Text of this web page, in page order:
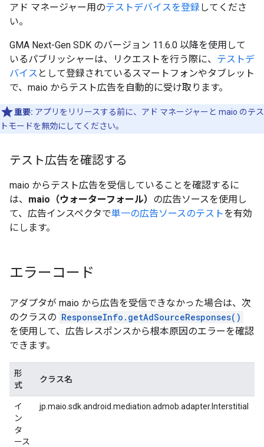
アド マネージャー用のテストデバイスを登録 してくださ
い。
GMA Next-Gen SDK のバージョン 11.6.0 以降を使用して
いるパブリッシャーは、リクエストを行う際に、 テストデ
バイス として登録されているスマートフォンやタブレット
で、maio からテスト広告を自動的に受け取ります。
重要: アプリをリリースする前に、アド マネージャーと maio のテス
トモードを無効にしてください。
テスト広告を確認する
maio からテスト広告を受信していることを確認するに
は、 maio（ウォーターフォール） の広告ソースを使用し
て、広告インスペクタで単一の広告ソースのテストを有効
にします。
エラーコード
アダプタが maio から広告を受信できなかった場合は、次
のクラスの ResponseInfo.getAdSourceResponses()
を使用して、広告レスポンスから根本原因のエラーを確認
できます。
形
式
クラス名
イ
ン
タ
ース
jp.maio.sdk.android.mediation.admob.adapter.Interstitial